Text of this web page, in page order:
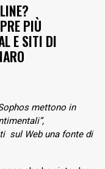
PIÙ
E SITI DI
mettono in
sul Web una fonte di